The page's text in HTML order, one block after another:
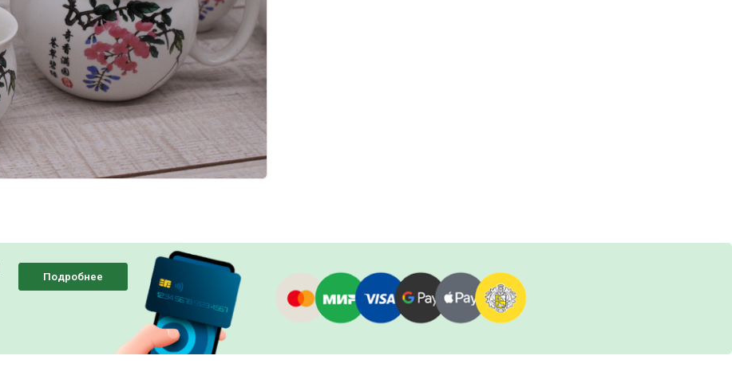
Подробнее